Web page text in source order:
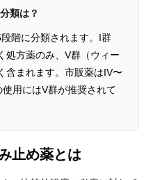
類は？
階に分類されます。I群
処方薬のみ、V群（ウィー
含まれます。市販薬はIV〜
用にはV群が推奨されて
止め薬とは